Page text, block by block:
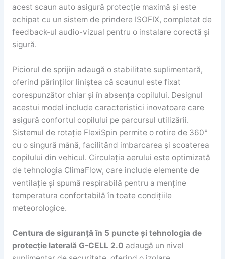
acest scaun auto asigură protecție maximă și este
echipat cu un sistem de prindere ISOFIX, completat de
feedback-ul audio-vizual pentru o instalare corectă și
sigură.
Piciorul de sprijin adaugă o stabilitate suplimentară,
oferind părinților liniștea că scaunul este fixat
corespunzător chiar și în absența copilului. Designul
acestui model include caracteristici inovatoare care
asigură confortul copilului pe parcursul utilizării.
Sistemul de rotație FlexiSpin permite o rotire de 360°
cu o singură mână, facilitând imbarcarea și scoaterea
copilului din vehicul. Circulația aerului este optimizată
de tehnologia ClimaFlow, care include elemente de
ventilație și spumă respirabilă pentru a menține
temperatura confortabilă în toate condițiile
meteorologice.
Centura de siguranță în 5 puncte și tehnologia de
protecție laterală G-CELL 2.0 adaugă un nivel